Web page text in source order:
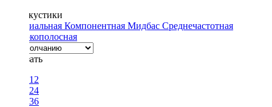
Тип акустики
Коаксиальная Компонентная Мидбас Среднечастотная
Широкополосная
Показать
12
24
36